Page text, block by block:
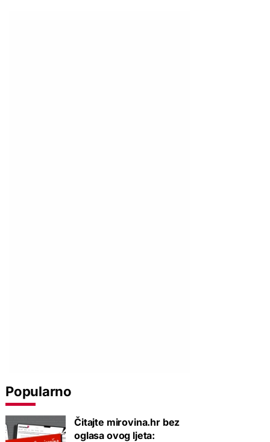
Popularno
Čitajte mirovina.hr bez
oglasa ovog ljeta: